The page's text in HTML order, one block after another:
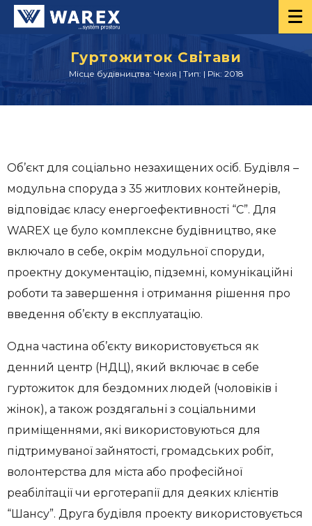
Гуртожиток Світави
Місце будівництва: Чехія | Тип: | Рік: 2018
Об’єкт для соціально незахищених осіб. Будівля –
модульна споруда з 35 житлових контейнерів,
відповідає класу енергоефективності “C”. Для
WAREX це було комплексне будівництво, яке
включало в себе, окрім модульної споруди,
проектну документацію, підземні, комунікаційні
роботи та завершення і отримання рішення про
введення об’єкту в експлуатацію.
Одна частина об’єкту використовується як
денний центр (НДЦ), який включає в себе
гуртожиток для бездомних людей (чоловіків і
жінок), а також роздягальні з соціальними
приміщеннями, які використовуються для
підтримуваної зайнятості, громадських робіт,
волонтерства для міста або професійної
реабілітації чи ерготерапії для деяких клієнтів
“Шансу”. Друга будівля проекту використовується